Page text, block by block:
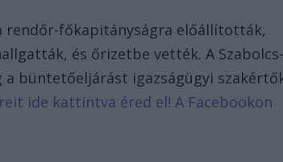
rendőr-főkapitányságra előállították,
és őrizetbe vették. A
a büntetőeljárást igazságügyi
ide kattintva éred el! A Facebookon